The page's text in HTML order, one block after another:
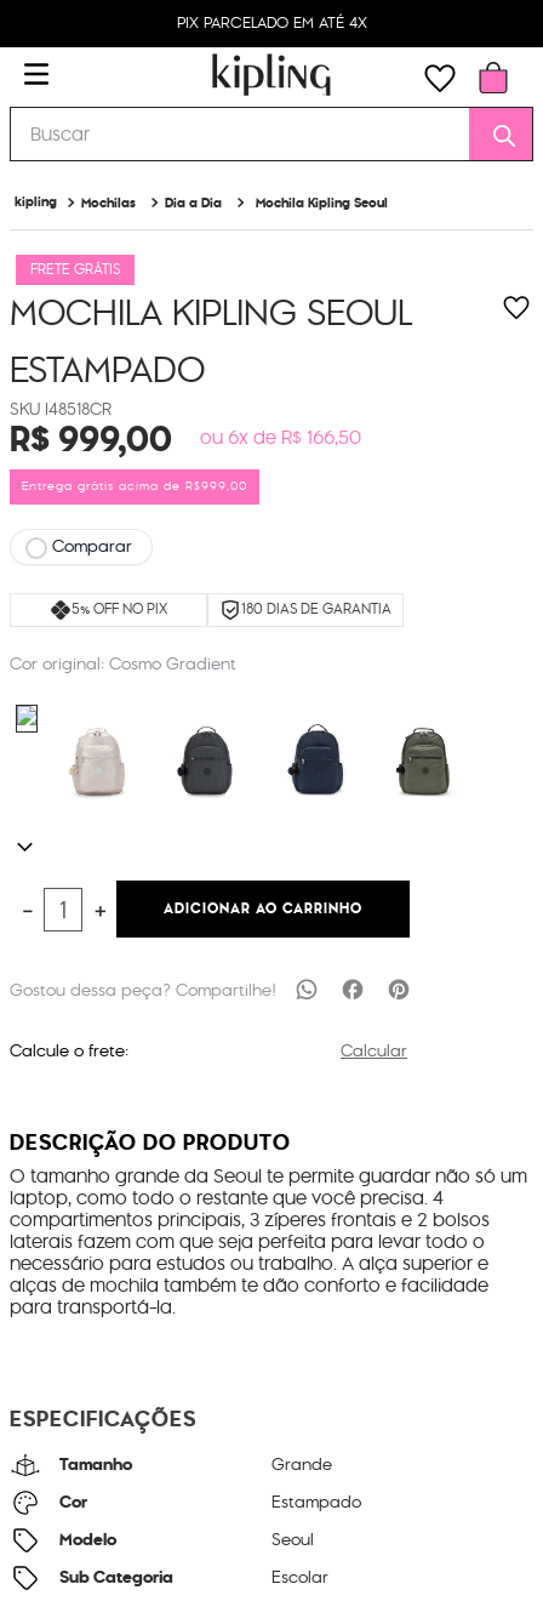
PIX PARCELADO EM ATÉ 4X
Buscar
Mochilas Dia a Dia Mochila Kipling Seoul
FRETE GRÁTIS
MOCHILA KIPLING SEOUL
ESTAMPADO
I48518CR
R$999,00 ou 6x de R$ 166,50
Entrega grátis acima de R$999,00
Comparar
5% OFF NO PIX 180 DIAS DE GARANTIA
Cor original: Cosmo Gradient
＋
－ ADICIONAR AO CARRINHO
Calcule o frete: Calcular
DESCRIÇÃO DO PRODUTO
O tamanho grande da Seoul te permite guardar não só um
laptop, como todo o restante que você precisa. 4
compartimentos principais, 3 zíperes frontais e 2 bolsos
laterais fazem com que seja perfeita para levar todo o
necessário para estudos ou trabalho. A alça superior e
alças de mochila também te dão conforto e facilidade
para transportá-la.
ESPECIFICAÇÕES
Tamanho Grande
Cor Estampado
Modelo Seoul
Sub Categoria Escolar